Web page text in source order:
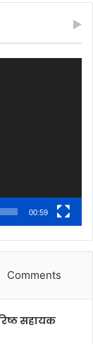
00:59
Comments
सहायक